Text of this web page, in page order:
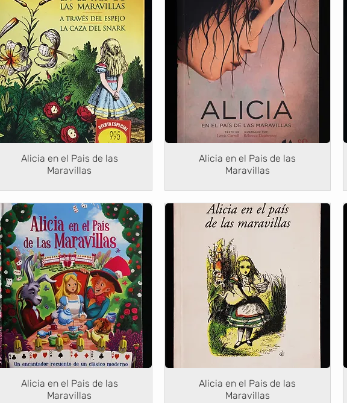
Alicia en el Pais de las
Maravillas
Alicia en el Pais de las
Maravillas
Alicia en el Pais de las
Maravillas
Alicia en el Pais de las
Maravillas